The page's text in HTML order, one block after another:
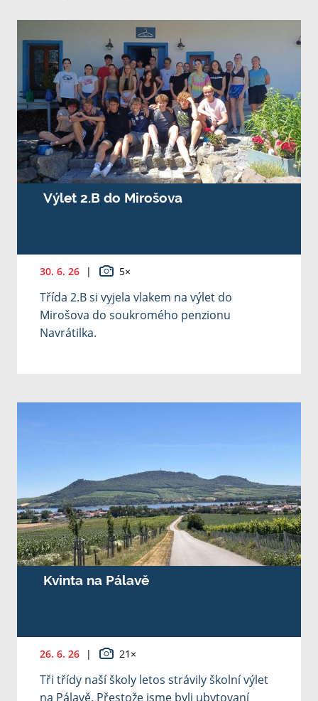
Výlet 2.B do Mirošova
30. 6. 26 | 5×
Třída 2.B si vyjela vlakem na výlet do
Mirošova do soukromého penzionu
Navrátilka.
Kvinta na Pálavě
26. 6. 26 | 21×
Tři třídy naší školy letos strávily školní výlet
na Pálavě. Přestože jsme byli ubytovaní